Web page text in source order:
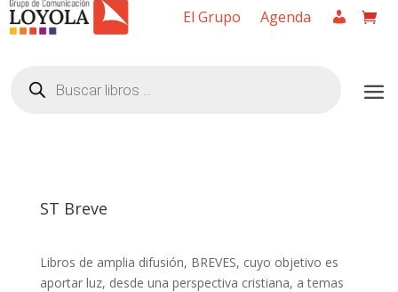
El Grupo Agenda
productos
ST Breve
Libros de amplia difusión, BREVES, cuyo objetivo es
aportar luz, desde una perspectiva cristiana, a temas